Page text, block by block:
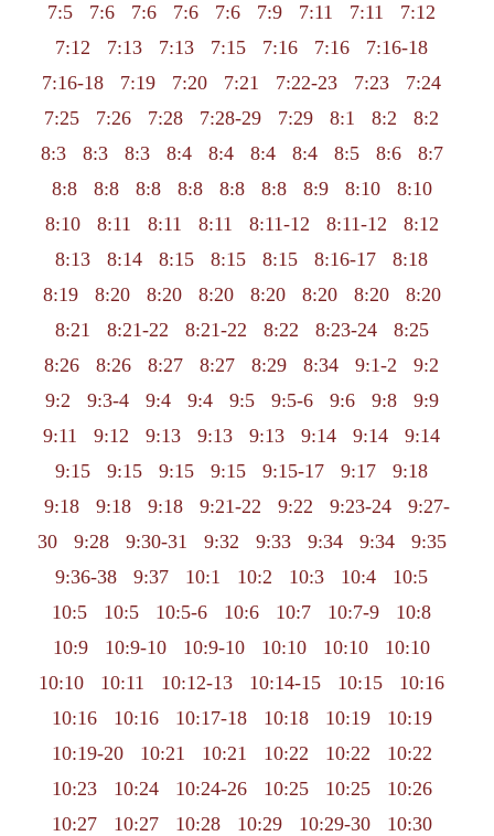
7:5
7:6 7:6 7:6 7:6 7:9 7:11 7:11
7:12
7:12
7:13 7:13 7:15 7:16 7:16
7:16-18
7:16-18
7:19 7:20 7:21 7:22-23 7:23
7:24
7:25
7:26 7:28 7:28-29 7:29 8:1 8:2
8:2
8:3
8:3 8:3 8:4 8:4 8:4 8:4 8:5 8:6
8:7
8:8
8:8 8:8 8:8 8:8 8:8 8:9 8:10
8:10
8:10
8:11 8:11 8:11 8:11-12 8:11-12
8:12
8:13
8:14 8:15 8:15 8:15 8:16-17
8:18
8:19
8:20 8:20 8:20 8:20 8:20 8:20
8:20
8:21
8:21-22 8:21-22 8:22 8:23-24
8:25
8:26
8:26 8:27 8:27 8:29 8:34 9:1-2
9:2
9:2
9:3-4 9:4 9:4 9:5 9:5-6 9:6 9:8
9:9
9:11
9:12 9:13 9:13 9:13 9:14 9:14
9:14
9:15
9:15 9:15 9:15 9:15-17 9:17
9:18
9:18
9:18 9:18 9:21-22 9:22 9:23-24
9:27-
30
9:28 9:30-31 9:32 9:33 9:34 9:34
9:35
9:36-38
9:37 10:1 10:2 10:3 10:4
10:5
10:5
10:5 10:5-6 10:6 10:7 10:7-9
10:8
10:9
10:9-10 10:9-10 10:10 10:10
10:10
10:10
10:11 10:12-13 10:14-15 10:15
10:16
10:16
10:16 10:17-18 10:18 10:19
10:19
10:19-20
10:21 10:21 10:22 10:22
10:22
10:23
10:24 10:24-26 10:25 10:25
10:26
10:27
10:27 10:28 10:29 10:29-30
10:30